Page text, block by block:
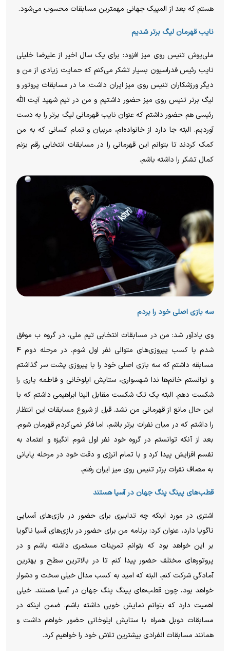
هستم که بعد از المپیک جهانی مهمترین مسابقات محسوب می‌شود.
نایب قهرمان لیگ برتر شدیم
ملی‌پوش تنیس روی میز افزود: برای یک سال اخیر از علیرضا خلیلی
نایب رئیس فدراسیون بسیار تشکر می‌کنم که حمایت زیادی از من و
دیگر ورزشکاران تنیس روی میز ایران داشت. ما در مسابقات پروتور و
لیگ برتر تنیس روی میز حضور داشتیم و من در تیم شهید آیت الله
رئیسی هم حضور داشتم که عنوان نایب قهرمانی لیگ برتر را به دست
آوردیم. البته جا دارد از خانواده‌ام، مربیان و تمام کسانی که به من
کمک کردند تا بتوانم این قهرمانی را در مسابقات انتخابی رقم بزنم
کمال تشکر را داشته باشم.
سه بازی اصلی خود را بردم
وی یادآور شد: من در مسابقات انتخابی تیم ملی، در گروه ب موفق
شدم با کسب پیروزی‌های متوالی نفر اول شوم. در مرحله دوم ۴
مسابقه داشتم که سه بازی اصلی خود را با پیروزی پشت سر گذاشتم
و توانستم خانم‌ها ندا شهسواری، ستایش ایلوخانی و فاطمه یاری را
شکست دهم. البته یک تک شکست مقابل الینا ابراهیمی داشتم که با
این حال مانع از قهرمانی من نشد. قبل از شروع مسابقات این انتظار
را داشتم که در میان نفرات برتر باشم، اما فکر نمی‌کردم قهرمان شوم.
بعد از آنکه توانستم در گروه خود نفر اول شوم انگیزه و اعتماد به
نفسم افزایش پیدا کرد و با تمام انرژی و دقت خود در مرحله پایانی
به مصاف نفرات برتر تنیس روی میز ایران رفتم.
قطب‌های پینگ پنگ جهان در آسیا هستند
اشتری در مورد اینکه چه تدابیری برای حضور در بازی‌های آسیایی
ناگویا دارد، عنوان کرد: برنامه من برای حضور در بازی‌های آسیا ناگویا
بر این خواهد بود که بتوانم تمرینات مستمری داشته باشم و در
پروتور‌های مختلف حضور پیدا کنم تا در بالاترین سطح و بهترین
آمادگی شرکت کنم. البته که امید به کسب مدال خیلی سخت و دشوار
خواهد بود، چون قطب‌های پینگ پنگ جهان در آسیا هستند. خیلی
اهمیت دارد که بتوانم نمایش خوبی داشته باشم. ضمن اینکه در
مسابقات دوبل همراه با ستایش ایلوخانی حضور خواهم داشت و
همانند مسابقات انفرادی بیشترین تلاش خود را خواهیم کرد.